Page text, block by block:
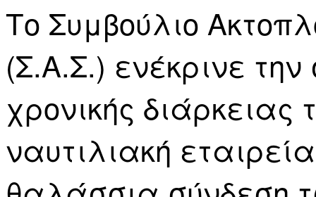
Το Συμβούλιο
(Σ.Α.Σ.) ενέκρινε
χρονικής
ναυτιλιακή